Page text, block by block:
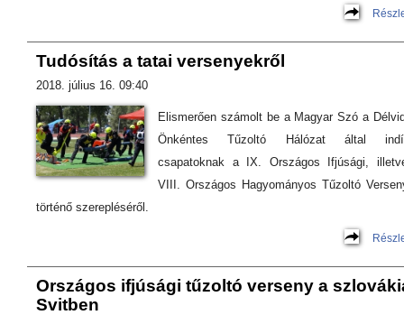
Tudósítás a tatai versenyekről
2018. július 16. 09:40
Elismerően számolt be a Magyar Szó a
Önkéntes Tűzoltó Hálózat által
csapatoknak a IX. Országos Ifjúsági,
VIII. Országos Hagyományos Tűzoltó
történő szerepléséről.
Országos ifjúsági tűzoltó verseny a
Svitben